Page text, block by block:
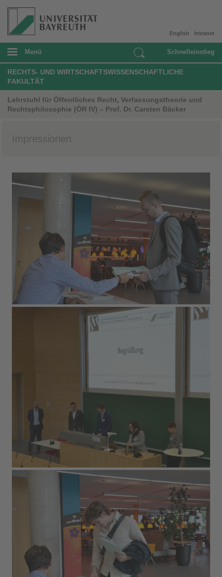
Intranet
English
Menü Schnelleinstieg
RECHTS- UND WIRTSCHAFTSWISSENSCHAFTLICHE
FAKULTÄT
Lehrstuhl für Öffentliches Recht, Verfassungstheorie und
Rechtsphilosophie (ÖR IV) – Prof. Dr. Carsten Bäcker
Impressionen